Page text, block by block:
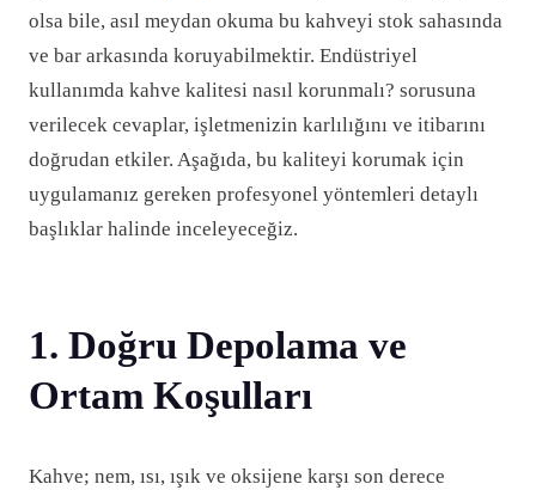
olsa bile, asıl meydan okuma bu kahveyi stok sahasında
ve bar arkasında koruyabilmektir. Endüstriyel
kullanımda kahve kalitesi nasıl korunmalı? sorusuna
verilecek cevaplar, işletmenizin karlılığını ve itibarını
doğrudan etkiler. Aşağıda, bu kaliteyi korumak için
uygulamanız gereken profesyonel yöntemleri detaylı
başlıklar halinde inceleyeceğiz.
1. Doğru Depolama ve
Ortam Koşulları
Kahve; nem, ısı, ışık ve oksijene karşı son derece